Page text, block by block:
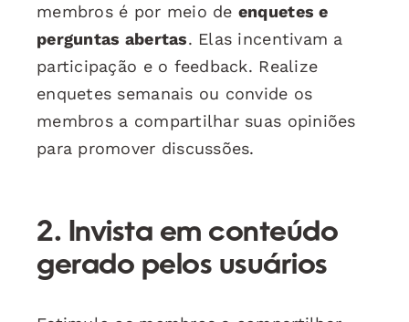
membros é por meio de enquetes e
perguntas abertas. Elas incentivam a
participação e o feedback. Realize
enquetes semanais ou convide os
membros a compartilhar suas opiniões
para promover discussões.
2. Invista em conteúdo
gerado pelos usuários